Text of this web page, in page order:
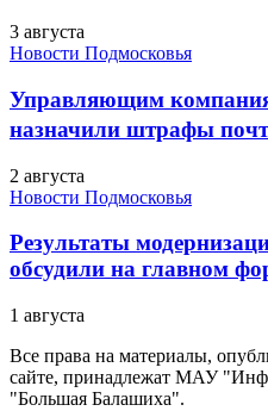
3 августа
Новости Подмосковья
Управляющим
назначили штрафы
2 августа
Новости Подмосковья
Результаты
обсудили на главном
1 августа
Все права на материалы,
сайте, принадлежат МАУ
"Большая Балашиха".